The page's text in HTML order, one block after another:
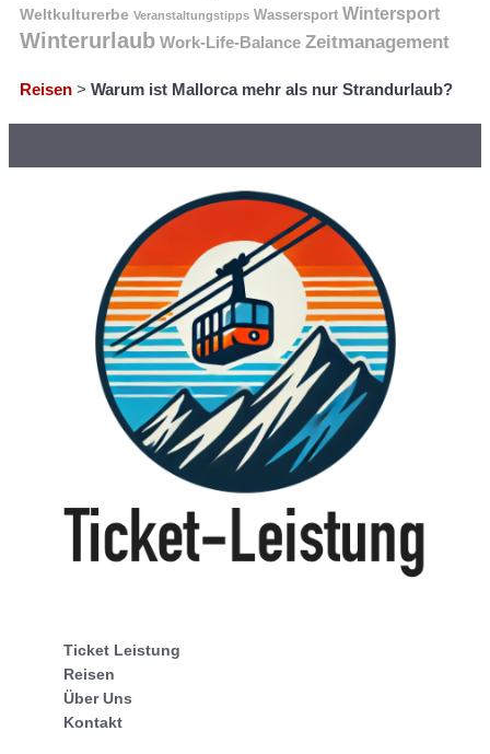
Weltkulturerbe Veranstaltungstipps Wassersport Wintersport
Winterurlaub Work-Life-Balance Zeitmanagement
Reisen > Warum ist Mallorca mehr als nur Strandurlaub?
Ticket Leistung
Reisen
Über Uns
Kontakt